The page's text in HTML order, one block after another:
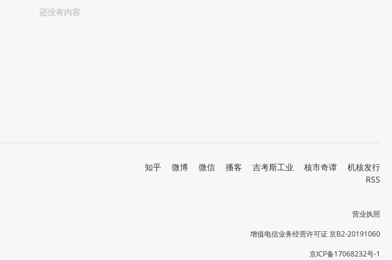
还没有内容
知乎 微博 微信 播客 吉考斯工业 核市奇谭
机核发行
RSS
营业执照
增值电信业务经营许可证 京B2-20191060
京ICP备17068232号-1